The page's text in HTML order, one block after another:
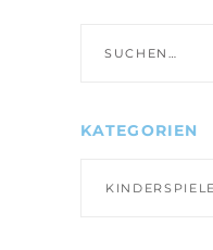
nach:
KATEGORIEN